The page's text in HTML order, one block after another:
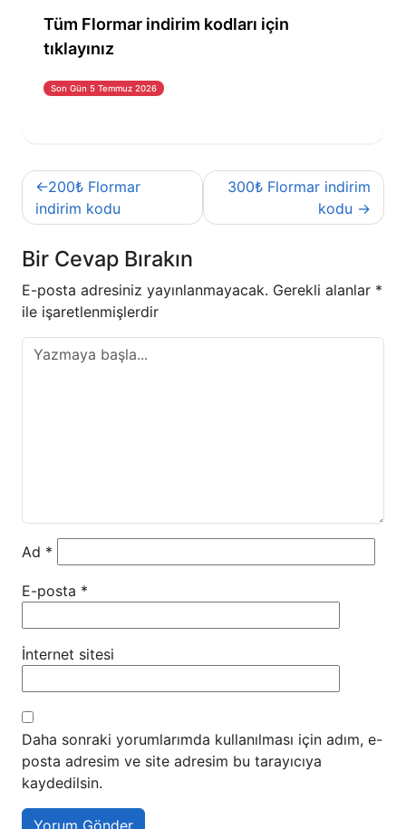
Tüm Flormar indirim kodları için
tıklayınız
Son Gün 5 Temmuz 2026
Yazı
gezinmesi
200₺ Flormar
indirim kodu
300₺ Flormar indirim
kodu
Bir Cevap Bırakın
E-posta adresiniz yayınlanmayacak. Gerekli alanlar *
ile işaretlenmişlerdir
Ad *
E-posta *
İnternet sitesi
Daha sonraki yorumlarımda kullanılması için adım, e-
posta adresim ve site adresim bu tarayıcıya
kaydedilsin.